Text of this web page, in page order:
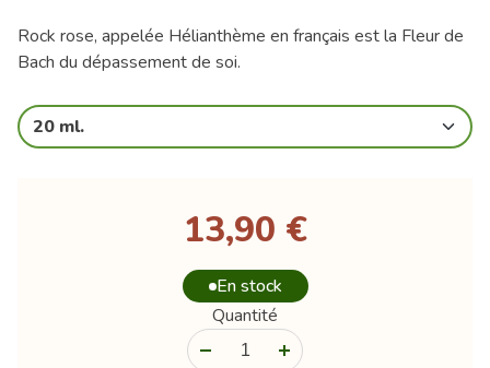
Rock rose, appelée Hélianthème en français est la Fleur de
Bach du dépassement de soi.
20 ml.
13,90 €
En stock
Quantité